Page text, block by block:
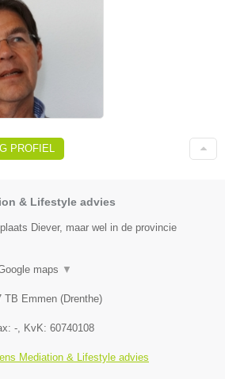
PROFIEL
& Lifestyle advies
Diever, maar wel in de provincie
maps ▼
TB Emmen (Drenthe)
- , KvK: 60740108
Mediation & Lifestyle advies